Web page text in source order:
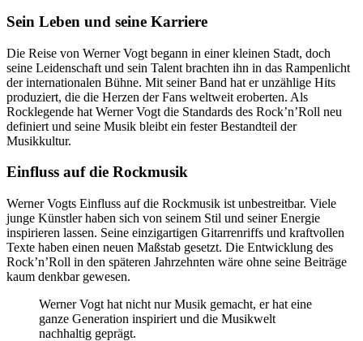
Sein Leben und seine Karriere
Die Reise von Werner Vogt begann in einer kleinen Stadt, doch
seine Leidenschaft und sein Talent brachten ihn in das Rampenlicht
der internationalen Bühne. Mit seiner Band hat er unzählige Hits
produziert, die die Herzen der Fans weltweit eroberten. Als
Rocklegende hat Werner Vogt die Standards des Rock’n’Roll neu
definiert und seine Musik bleibt ein fester Bestandteil der
Musikkultur.
Einfluss auf die Rockmusik
Werner Vogts Einfluss auf die Rockmusik ist unbestreitbar. Viele
junge Künstler haben sich von seinem Stil und seiner Energie
inspirieren lassen. Seine einzigartigen Gitarrenriffs und kraftvollen
Texte haben einen neuen Maßstab gesetzt. Die Entwicklung des
Rock’n’Roll in den späteren Jahrzehnten wäre ohne seine Beiträge
kaum denkbar gewesen.
Werner Vogt hat nicht nur Musik gemacht, er hat eine
ganze Generation inspiriert und die Musikwelt
nachhaltig geprägt.